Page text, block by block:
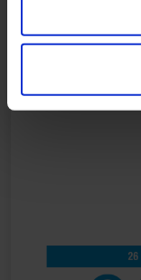
LA 37ESIMA
2027 A
La 36esima
Leggi di più